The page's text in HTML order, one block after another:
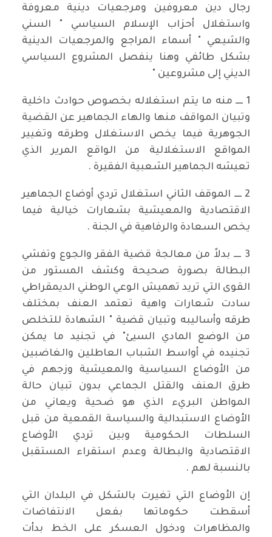
رجال دين معروفين ومرجعيات دينية معروفة
واستغلال أحزاب الإسلام السياسي " السني
والشيعي " أسماء المراجع والمرجعيات الدينية
بشكل طائفي وهنا ينفصل المشروع السياسي
الديني إلى مشروعين "
1 ــــ منه ما يتم استغلاله بخصوص حوادث داخلية
وتبيان المواقف منها والهاء الجماهير عن القضية
الجوهرية فيما يخص الاستغلال وطرقه وتغيير
المواقع الاستغلالية من الواقع المرير الذي
تعيشه الجماهير الشعبية الفقيرة .
2 ــــ الموقف الثاني استغلال تردي أوضاع الجماهير
الاقتصادية والمعيشية بشعارات خيالية فيما
يخص السعادة والرفاهية في الجنة .
3 ــــ بدلاً من معالجة قضية الفقر والجوع وتفشي
البطالة بصورة صحيحة وكشف المستور من
القوى التي تريد تهميش الوعي الوطني الديمقراطي
سادت شعارات واهية تعتمد العنف بمختلف
طرقه وأساليبه وتبيان قضية " الشهادة للتخلص
من الوضع المادي السيئ" في تجنيد ما يمكن
تجنيده في أواسط الشباب العاطلين والغاضبين
من الأوضاع السياسية والمعيشية وزجهم في
طرق العنف والقتل الجماعي بدون تبيان حالة
المواطن البريء الذي هو ضحية ويعاني من
الأوضاع الاستبدالية والسياسة القمعية من قبل
السلطات الحكومية وبين تردي الأوضاع
الاقتصادية والبطالة وعدم استقراء المستقبل
بالنسبة لهم .
إن الأوضاع التي تغيرت بالشكل في البلدان التي
أسقطت حكوماتها بفعل الانتفاضات
والمظاهرات ودخول العسكر على الخط بدأت